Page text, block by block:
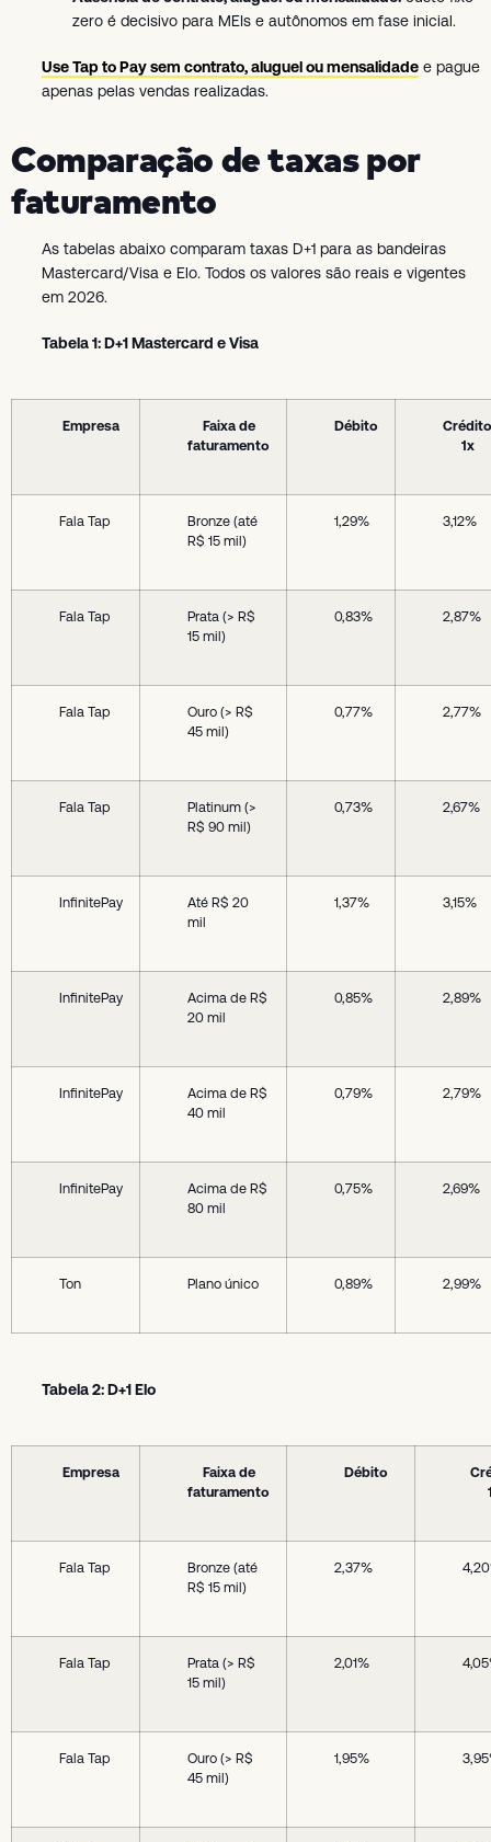
zero é decisivo para MEIs e autônomos em fase inicial.
Use Tap to Pay sem contrato, aluguel ou mensalidade e pague
apenas pelas vendas realizadas.
Comparação de taxas por
faturamento
As tabelas abaixo comparam taxas D+1 para as bandeiras
Mastercard/Visa e Elo. Todos os valores são reais e vigentes
em 2026.
Tabela 1: D+1 Mastercard e Visa
Empresa
Faixa de
faturamento
Débito
Crédito
1x
Fala Tap
Bronze (até
R$ 15 mil)
1,29% 3,12%
Fala Tap
Prata (> R$
15 mil)
0,83% 2,87%
Fala Tap
Ouro (> R$
45 mil)
0,77% 2,77%
Fala Tap
Platinum (>
R$ 90 mil)
0,73% 2,67%
InfinitePay
Até R$ 20
mil
1,37% 3,15%
InfinitePay
Acima de R$
20 mil
0,85% 2,89%
InfinitePay
Acima de R$
40 mil
0,79% 2,79%
InfinitePay
Acima de R$
80 mil
0,75% 2,69%
Ton Plano único 0,89% 2,99%
Tabela 2: D+1 Elo
Empresa
Faixa de
faturamento
Débito
Fala Tap
Bronze (até
R$ 15 mil)
2,37%
Fala Tap
Prata (> R$
15 mil)
2,01%
Fala Tap
Ouro (> R$
45 mil)
1,95%